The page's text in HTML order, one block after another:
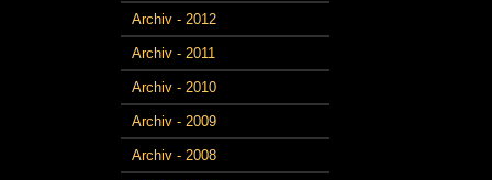
Archiv - 2012
Archiv - 2011
Archiv - 2010
Archiv - 2009
Archiv - 2008